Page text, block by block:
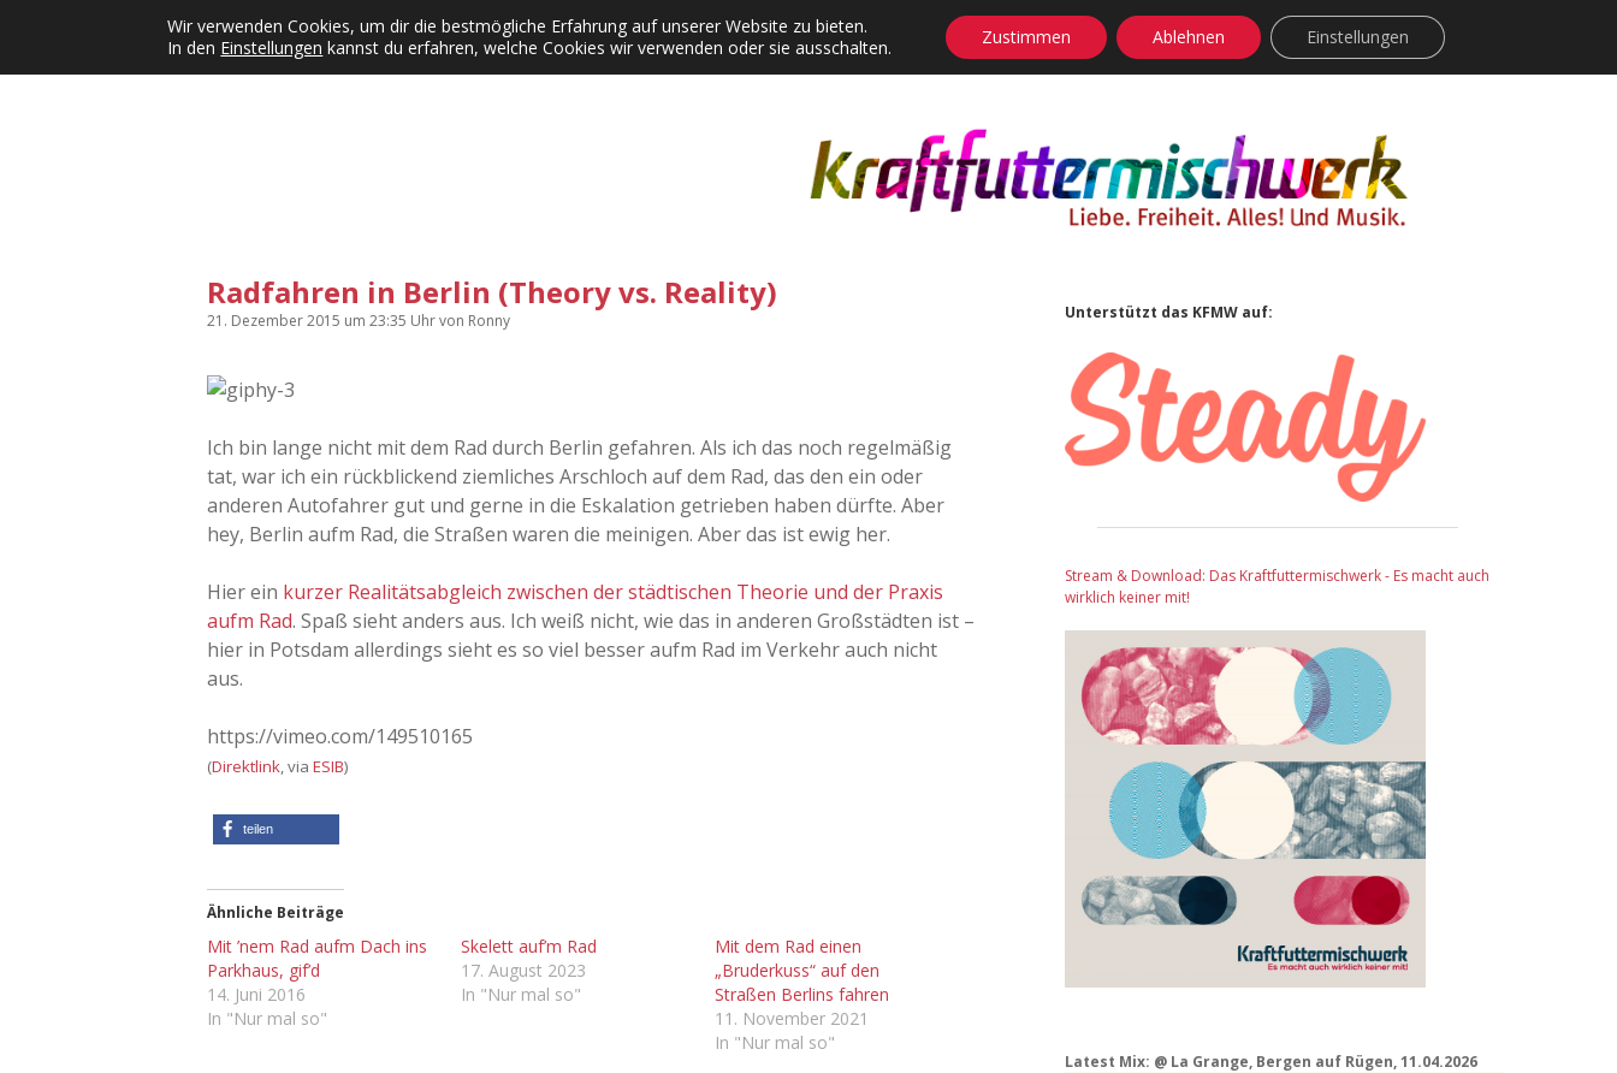
Kategorien Dropdown-Menü öffnen
KFMW-Disco Dates Instagrams Contact Adventskalender Dropdown-Menü öffnen facebook
instagram
rss soundcloud
vimeoBluesky
Radfahren in Berlin (Theory vs. Reality)
21. Dezember 2015 um 23:35 Uhrvon Ronny
Ich bin lange nicht mit dem Rad durch Berlin gefahren. Als ich das noch regelmäßig
tat, war ich ein rückblickend ziemliches Arschloch auf dem Rad, das den ein oder
anderen Autofahrer gut und gerne in die Eskalation getrieben haben dürfte. Aber
hey, Berlin aufm Rad, die Straßen waren die meinigen. Aber das ist ewig her.
Hier ein kurzer Realitätsabgleich zwischen der städtischen Theorie und der Praxis
aufm Rad. Spaß sieht anders aus. Ich weiß nicht, wie das in anderen Großstädten ist –
hier in Potsdam allerdings sieht es so viel besser aufm Rad im Verkehr auch nicht
aus.
https://vimeo.com/149510165
(Direktlink , via ESIB)
teilen
Ähnliche Beiträge
Mit ’nem Rad aufm Dach ins
Parkhaus, gif’d
14. Juni 2016
In "Nur mal so"
Skelett auf’m Rad
17. August 2023
In "Nur mal so"
Mit dem Rad einen
„Bruderkuss“ auf den
Straßen Berlins fahren
11. November 2021
In "Nur mal so"
Sidebar
Unterstützt das KFMW auf:
Stream & Download: Das Kraftfuttermischwerk - Es macht auch
wirklich keiner mit!
Latest Mix: @ La Grange, Bergen auf Rügen, 11.04.2026
Wir verwenden Cookies, um dir die bestmögliche Erfahrung auf unserer Website zu bieten.
In den Einstellungen kannst du erfahren, welche Cookies wir verwenden oder sie ausschalten. Zustimmen Ablehnen Einstellungen